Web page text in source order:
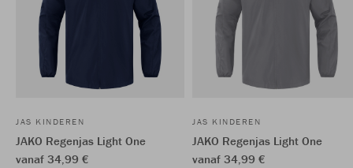
JAS KINDEREN
JAKO Regenjas Light One
vanaf 34,99 €
JAS KINDEREN
JAKO Regenjas Light One
vanaf 34,99 €